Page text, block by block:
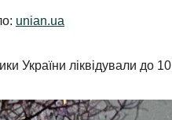
unian.ua
України ліквідували до